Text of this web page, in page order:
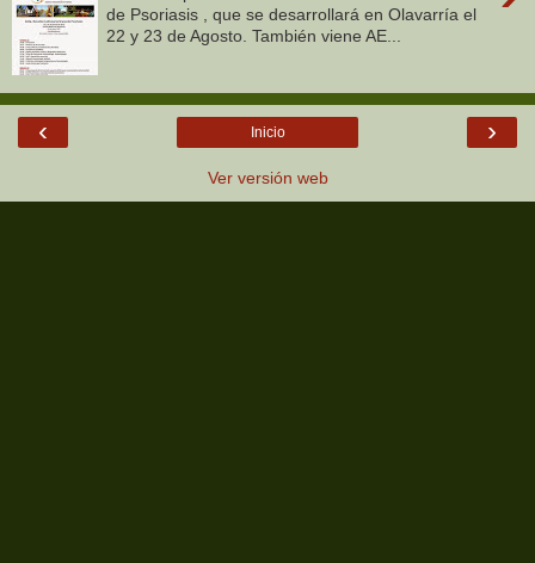
de Psoriasis , que se desarrollará en Olavarría el
22 y 23 de Agosto. También viene AE...
‹ ›
Inicio
Ver versión web